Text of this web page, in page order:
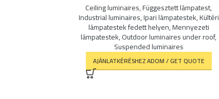
Ceiling luminaires,Függesztett lámpatest,
Industrial luminaires,Ipari lámpatestek,Kültéri
lámpatestek fedett helyen,Mennyezeti
lámpatestek,Outdoor luminaires under roof,
Suspended luminaires
AJÁNLATKÉRÉSHEZ ADOM / GET QUOTE